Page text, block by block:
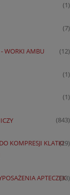
(1)
(7)
- WORKI AMBU (12)
(1)
(1)
(843)
KOMPRESJI KLATKI(29)
APTECZEK
(33)